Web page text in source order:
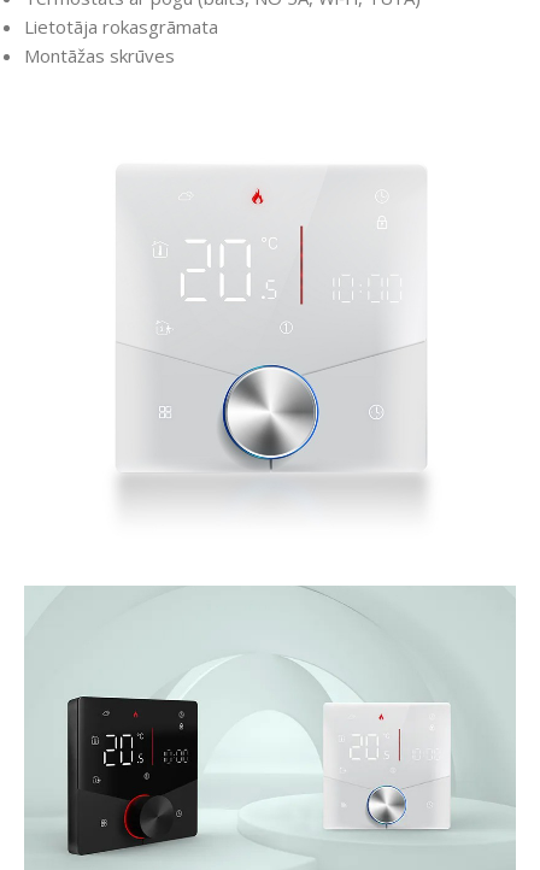
Lietotāja rokasgrāmata
Montāžas skrūves